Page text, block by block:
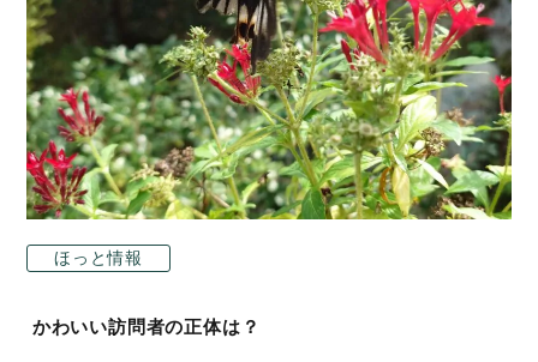
ほっと情報
かわいい訪問者の正体は？